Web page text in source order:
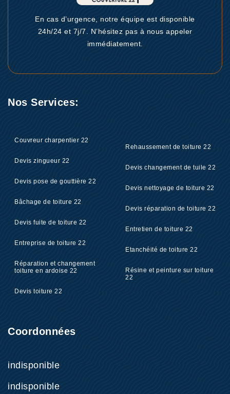
En cas d’urgence, notre équipe est disponible
24h/24 et 7j/7. N’hésitez pas à nous appeler
immédiatement.
Nos Services:
Couvreur charpentier 22
Devis zingueur 22
Devis pose de gouttière 22
Bâchage de toiture 22
Devis fuite de toiture 22
Entreprise de toiture 22
Réparation et changement
toiture en ardoise 22
Devis toiture 22
Rehaussement de toiture 22
Devis changement de tuile 22
Devis nettoyage de toiture 22
Devis réparation de toiture 22
Entretien de toiture 22
Etanchéité de toiture 22
Résine et peinture sur toiture
22
Coordonnées
indisponible
indisponible